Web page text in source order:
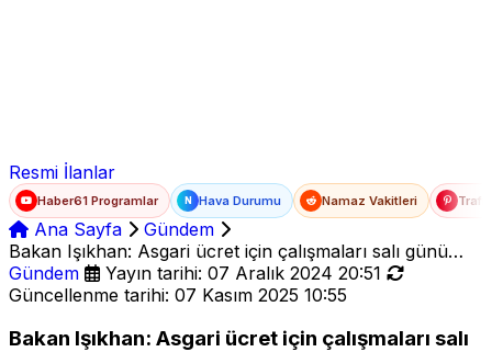
Resmi İlanlar
Haber61 Programlar N Hava Durumu Namaz Vakitleri
Ana Sayfa
Gündem
Bakan Işıkhan: Asgari ücret için çalışmaları salı günü
başlatıyoruz
Gündem
Yayın tarihi: 07 Aralık 2024 20:51
Güncellenme tarihi: 07 Kasım 2025 10:55
Bakan Işıkhan: Asgari ücret için çalışmaları salı